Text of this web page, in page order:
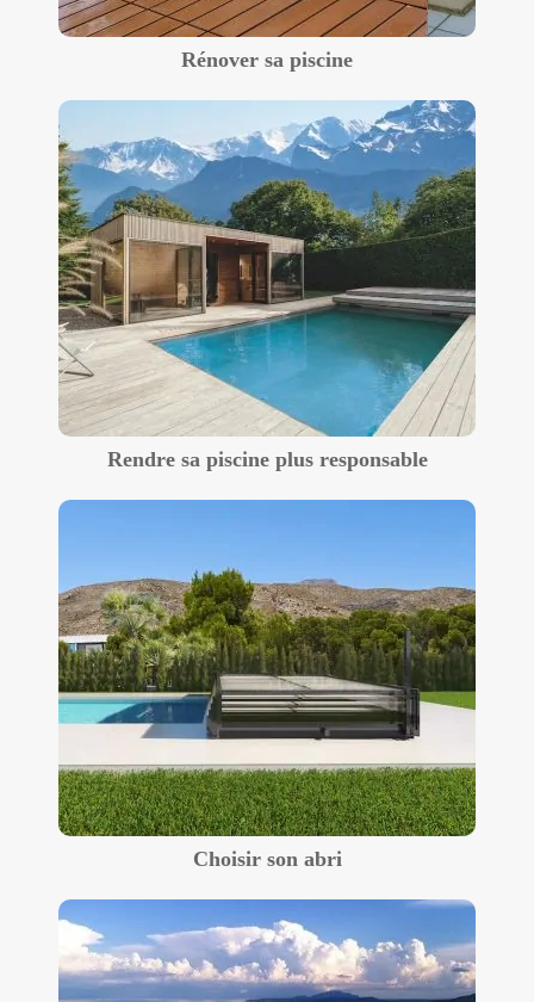
Rénover sa piscine
Rendre sa piscine plus responsable
Choisir son abri